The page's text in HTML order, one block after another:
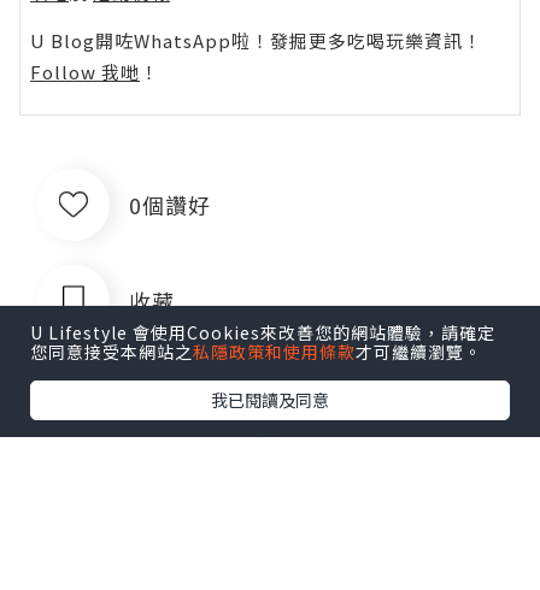
U Blog開咗WhatsApp啦！發掘更多吃喝玩樂資訊！
Follow 我哋 ！
0個讚好
收藏
U Lifestyle 會使用Cookies來改善您的網站體驗，請確定
您同意接受本網站之私隱政策和使用條款才可繼續瀏覽。
我已閱讀及同意